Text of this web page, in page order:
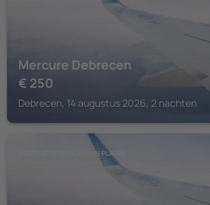
Mercure Debrecen
€ 250
Debrecen, 14 augustus 2026, 2 nachten
NORTHERN HUNGARIAN PLAINS